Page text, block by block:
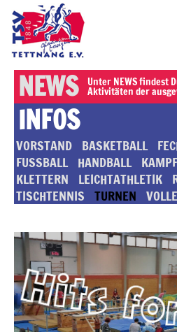
NEWS Unter NEWS findest
Aktivitäten der
INFOS
VORSTAND BASKETBALL
FUSSBALL HANDBALL
KLETTERN
LEICHTATHLETIK
TISCHTENNIS TURNEN